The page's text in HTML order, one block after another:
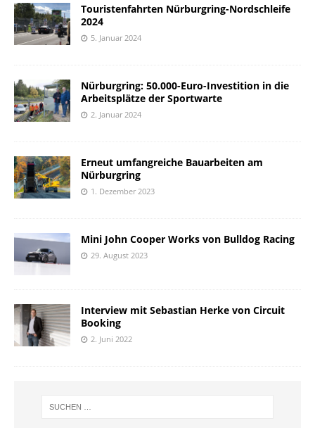
Touristenfahrten Nürburgring-Nordschleife
2024
5. Januar 2024
Nürburgring: 50.000-Euro-Investition in die
Arbeitsplätze der Sportwarte
2. Januar 2024
Erneut umfangreiche Bauarbeiten am
Nürburgring
1. Dezember 2023
Mini John Cooper Works von Bulldog Racing
29. August 2023
Interview mit Sebastian Herke von Circuit
Booking
2. Juni 2022